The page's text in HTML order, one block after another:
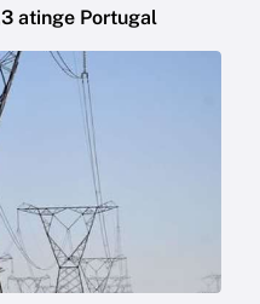
atinge Portugal